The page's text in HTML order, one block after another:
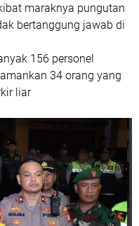
maraknya pungutan
bertanggung jawab di
156 personel
34 orang yang
liar